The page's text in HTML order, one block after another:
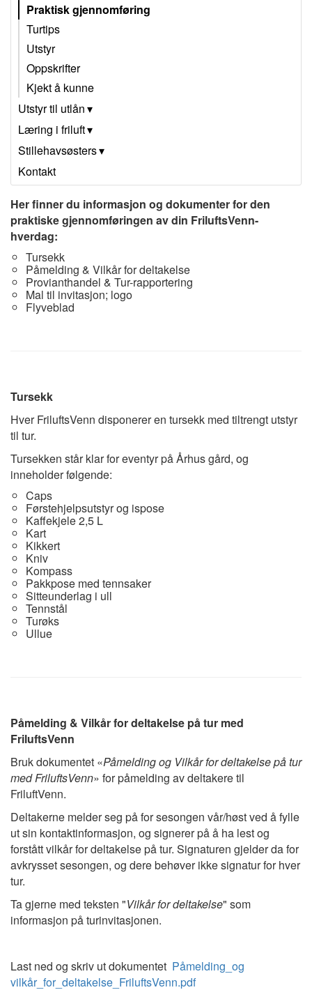
Praktisk gjennomføring
Turtips
Utstyr
Oppskrifter
Kjekt å kunne
Utstyr til utlån
Læring i friluft
Stillehavsøsters
Kontakt
Her finner du informasjon og dokumenter for den
praktiske gjennomføringen av din FriluftsVenn-
hverdag:
Tursekk
Påmelding & Vilkår for deltakelse
Provianthandel & Tur-rapportering
Mal til invitasjon; logo
Flyveblad
Tursekk
Hver FriluftsVenn disponerer en tursekk med tiltrengt utstyr
til tur.
Tursekken står klar for eventyr på Århus gård, og
inneholder følgende:
Caps
Førstehjelpsutstyr og ispose
Kaffekjele 2,5 L
Kart
Kikkert
Kniv
Kompass
Pakkpose med tennsaker
Sitteunderlag i ull
Tennstål
Turøks
Ullue
Påmelding & Vilkår for deltakelse på tur med
FriluftsVenn
Bruk dokumentet «Påmelding og Vilkår for deltakelse på tur
med FriluftsVenn» for påmelding av deltakere til
FriluftVenn.
Deltakerne melder seg på for sesongen vår/høst ved å fylle
ut sin kontaktinformasjon, og signerer på å ha lest og
forstått vilkår for deltakelse på tur. Signaturen gjelder da for
avkrysset sesongen, og dere behøver ikke signatur for hver
tur.
Ta gjerne med teksten "Vilkår for deltakelse" som
informasjon på turinvitasjonen.
Last ned og skriv ut dokumentet Påmelding_og
vilkår_for_deltakelse_FriluftsVenn.pdf